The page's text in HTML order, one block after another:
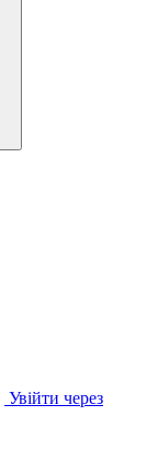
Увійти через